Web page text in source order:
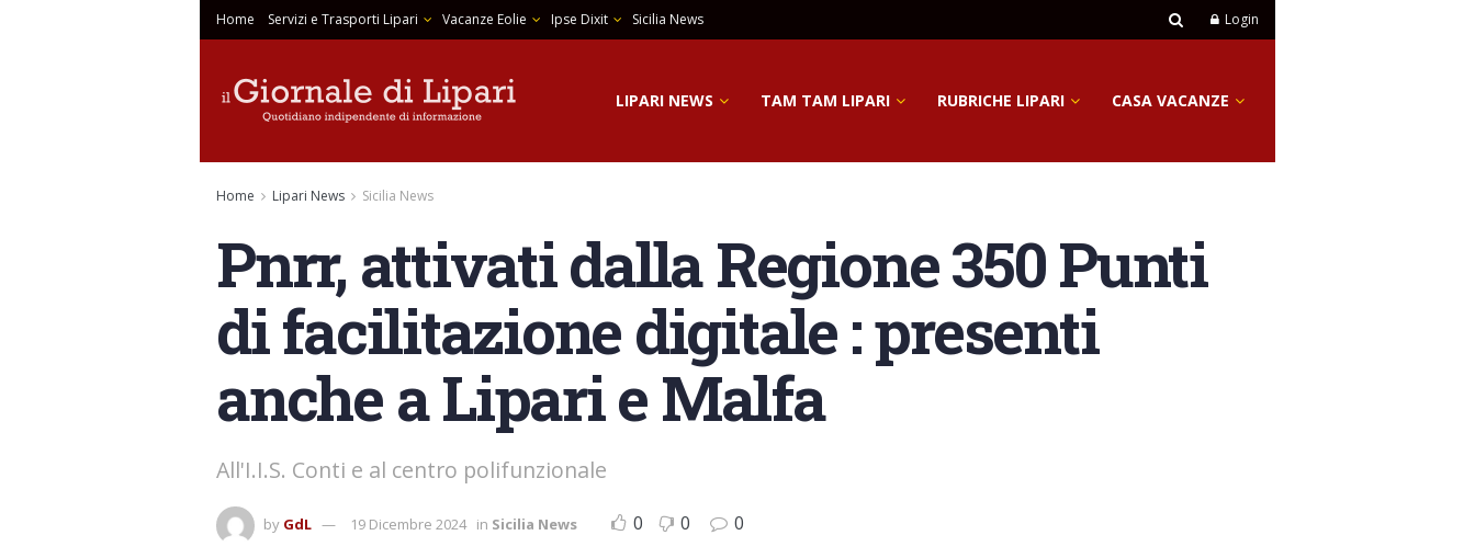
Home Servizi e Trasporti Lipari Vacanze Eolie Ipse Dixit Sicilia News Login
LIPARI NEWS TAM TAM LIPARI RUBRICHE LIPARI CASA VACANZE
Home Lipari News Sicilia News
Pnrr, attivati dalla Regione 350 Punti
di facilitazione digitale : presenti
anche a Lipari e Malfa
All'I.I.S. Conti e al centro polifunzionale
by GdL 19 Dicembre 2024 in Sicilia News 0 0 0